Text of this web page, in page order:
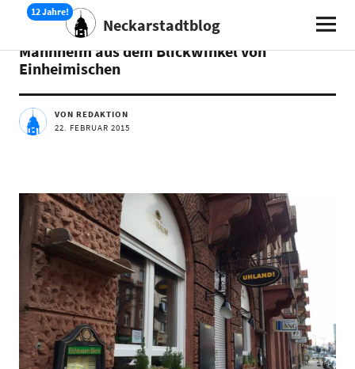
Neckarstadtblog
Mannheim aus dem Blickwinkel von
Einheimischen
VON REDAKTION
22. FEBRUAR 2015